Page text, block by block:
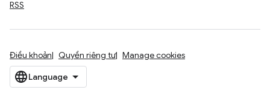
RSS
Điều khoản Quyền riêng tư Manage cookies